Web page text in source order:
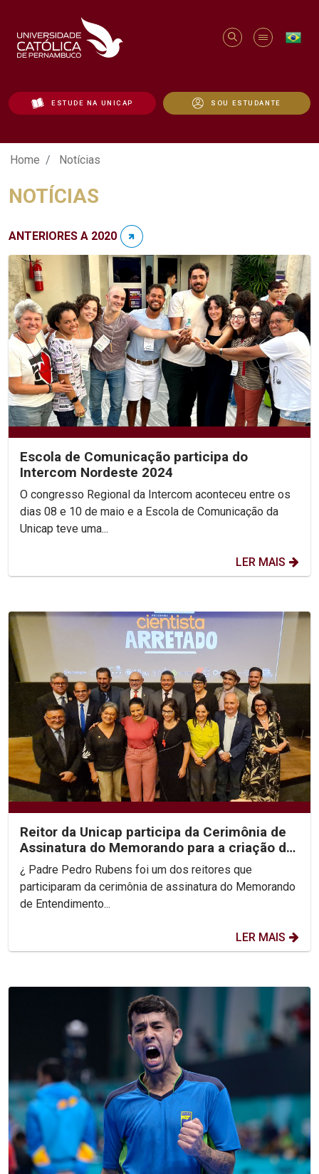
ESTUDE NA UNICAP SOU ESTUDANTE
Notícias - Unicap
Home Notícias
NOTÍCIAS
ANTERIORES A 2020
Escola de Comunicação participa do
Intercom Nordeste 2024
O congresso Regional da Intercom aconteceu entre os
dias 08 e 10 de maio e a Escola de Comunicação da
Unicap teve uma...
LER MAIS
Reitor da Unicap participa da Cerimônia de
Assinatura do Memorando para a criação do
NINTER-PE
¿ Padre Pedro Rubens foi um dos reitores que
participaram da cerimônia de assinatura do Memorando
de Entendimento...
LER MAIS